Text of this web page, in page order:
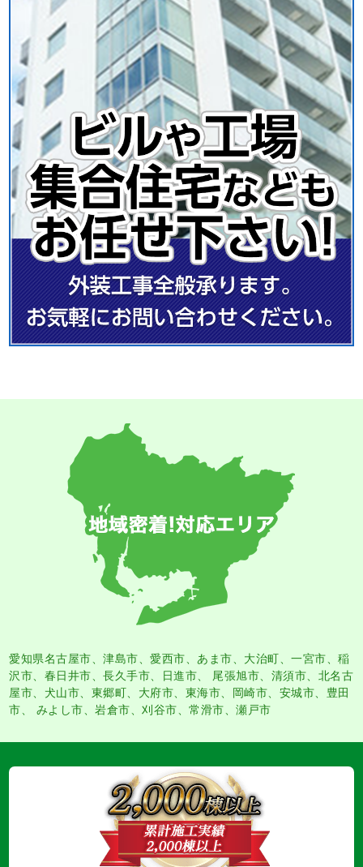
愛知県名古屋市 、津島市 、愛西市 あま市 、大治町、一宮市、稲
沢市、春日井市、長久手市、日進市、 尾張旭市、清須市、北名古
屋市、犬山市、東郷町、大府市、東海市、岡崎市、安城市、豊田
市、 みよし市、岩倉市、刈谷市、常滑市、瀬戸市